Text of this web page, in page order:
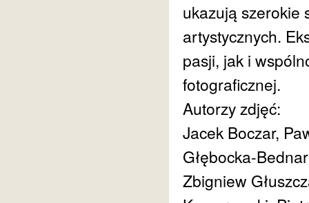
ukazują szerokie
artystycznych.
pasji, jak i
fotograficznej.
Autorzy zdjęć:
Jacek Boczar,
Głębocka-
Zbigniew